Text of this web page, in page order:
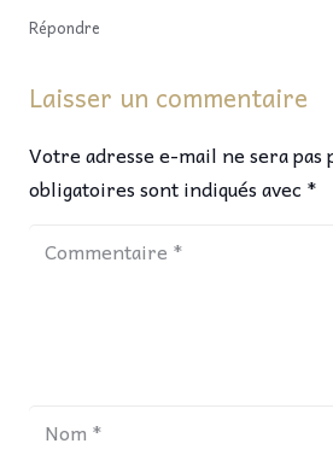
Répondre
Laisser un commentaire
Votre adresse e-mail ne sera pas
obligatoires sont indiqués avec *